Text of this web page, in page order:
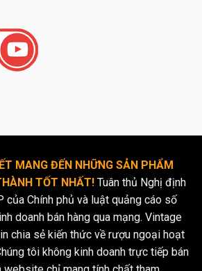
MANG ĐẾN NHỮNG SẢN PHẨM
TỐT NHẤT! Tuân thủ Nghị định
Chính phủ và luật quảng cáo số
doanh bán hàng qua mạng. Vintage
chia sẻ kiến thức về rượu ngoại hoạt
tôi không kinh doanh trực tiếp bán